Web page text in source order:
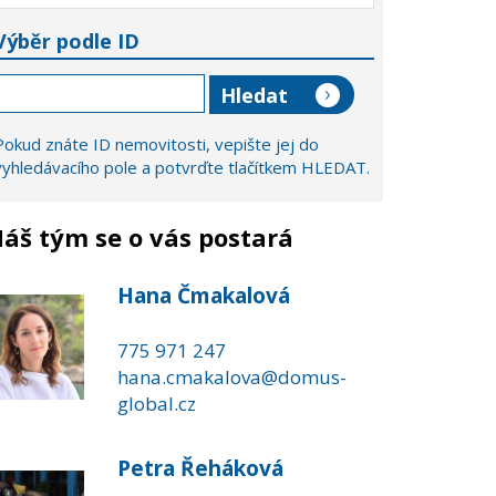
podle ID
znáte ID nemovitosti, vepište jej do
pole a potvrďte tlačítkem HLEDAT.
tým se o vás postará
Hana Čmakalová
775 971 247
hana.cmakalova@domus-
global.cz
Petra Řeháková